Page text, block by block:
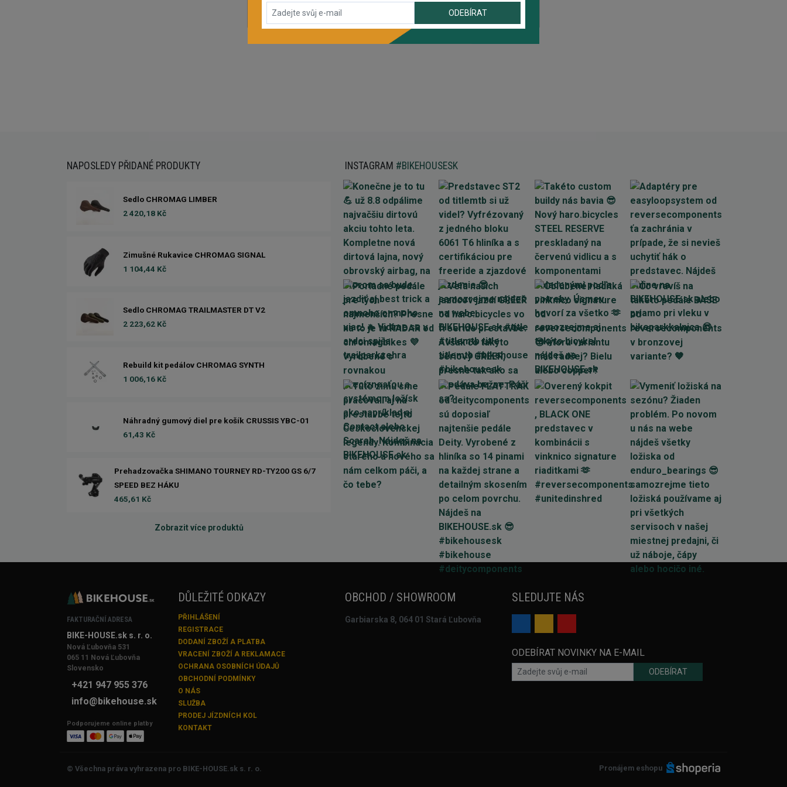
NAPOSLEDY PŘIDANÉ PRODUKTY
Sedlo CHROMAG LIMBER
2 420,18 Kč
Zimušné Rukavice CHROMAG SIGNAL
1 104,44 Kč
Sedlo CHROMAG TRAILMASTER DT V2
2 223,62 Kč
Rebuild kit pedálov CHROMAG SYNTH
1 006,16 Kč
Náhradný gumový diel pre košík CRUSSIS YBC-01
61,43 Kč
Prehadzovačka SHIMANO TOURNEY RD-TY200 GS 6/7
SPEED BEZ HÁKU
465,61 Kč
Zobrazit více produktů
INSTAGRAM #BIKEHOUSESK
FAKTURAČNÍ ADRESA
BIKE-HOUSE.sk s. r. o.
Nová Ľubovňa 531
065 11 Nová Ľubovňa
Slovensko
+421 947 955 376
info@bikehouse.sk
Podporujeme online platby
DŮLEŽITÉ ODKAZY
PŘIHLÁŠENÍ
REGISTRACE
DODANÍ ZBOŽÍ A PLATBA
VRACENÍ ZBOŽÍ A REKLAMACE
OCHRANA OSOBNÍCH ÚDAJŮ
OBCHODNÍ PODMÍNKY
O NÁS
SLUŽBA
PRODEJ JÍZDNÍCH KOL
KONTAKT
OBCHOD / SHOWROOM
Garbiarska 8, 064 01 Stará Ľubovňa
SLEDUJTE NÁS
ODEBÍRAT NOVINKY NA E-MAIL
ODEBÍRAT
© Všechna práva vyhrazena pro BIKE-HOUSE.sk s. r. o. Pronájem eshopu
ODEBÍRAT